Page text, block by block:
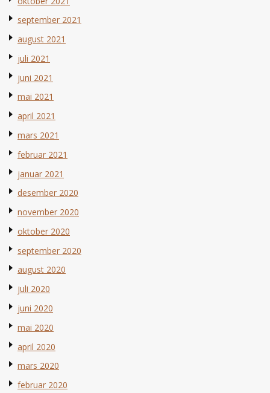
september 2021
august 2021
juli 2021
juni 2021
mai 2021
april 2021
mars 2021
februar 2021
januar 2021
desember 2020
november 2020
oktober 2020
september 2020
august 2020
juli 2020
juni 2020
mai 2020
april 2020
mars 2020
februar 2020